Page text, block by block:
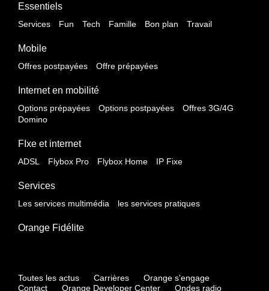
Essentiels
Services Fun Tech Famille Bon plan Travail
Mobile
Offres postpayées Offre prépayées
Internet en mobilité
Options prépayées Options postpayées
Offres 3G/4G
Domino
FIxe et internet
ADSL Flybox Pro Flybox Home IP Fixe
Services
Les services multimédia les services pratiques
Orange Fidélite
Toutes les actus Carrières
Orange s'engage
Contact
Orange Developer Center Ondes radio